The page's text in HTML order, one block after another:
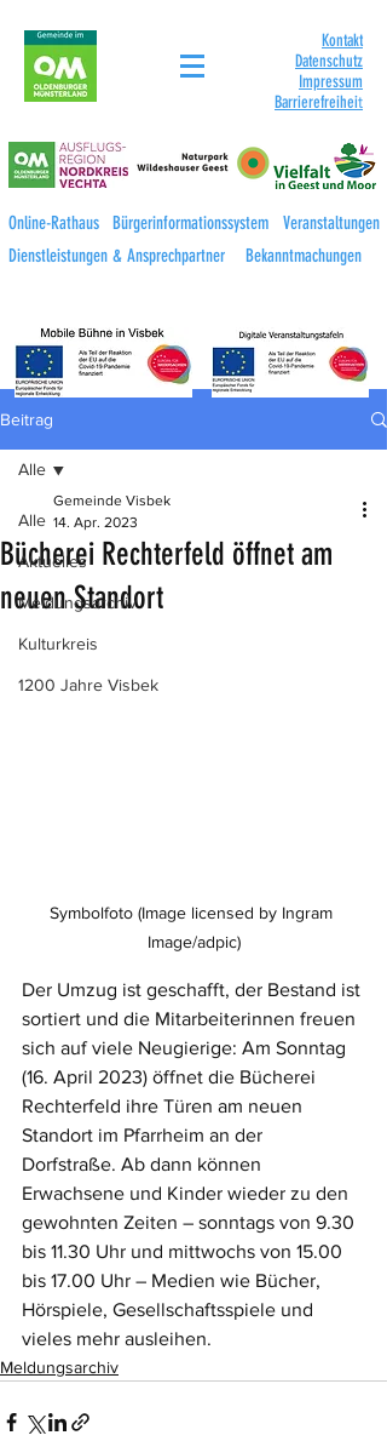
Kontakt
Datenschutz
Impressum
Barrierefreiheit
Online-Rathaus Bürgerinformationssystem
Veranstaltungen
Dienstleistungen & Ansprechpartner
Bekanntmachungen
Beitrag
Alle
Aktuelles
Meldungsarchiv
Kulturkreis
1200 Jahre Visbek
Alle
Bücherei Rechterfeld öffnet am
neuen Standort
Gemeinde Visbek
14. Apr. 2023
Symbolfoto (Image licensed by Ingram
Image/adpic)
Der Umzug ist geschafft, der Bestand ist
sortiert und die Mitarbeiterinnen freuen
sich auf viele Neugierige: Am Sonntag
(16. April 2023) öffnet die Bücherei
Rechterfeld ihre Türen am neuen
Standort im Pfarrheim an der
Dorfstraße. Ab dann können
Erwachsene und Kinder wieder zu den
gewohnten Zeiten – sonntags von 9.30
bis 11.30 Uhr und mittwochs von 15.00
bis 17.00 Uhr – Medien wie Bücher,
Hörspiele, Gesellschaftsspiele und
vieles mehr ausleihen.
Meldungsarchiv